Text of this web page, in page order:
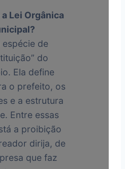
a Lei Orgânica
espécie de
do
Ela define
o prefeito, os
e a estrutura
Entre essas
a proibição
dirija, de
que faz